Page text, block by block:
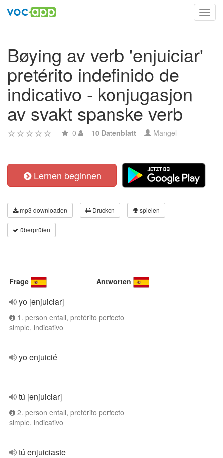
Bøying av verb 'enjuiciar'
pretérito indefinido de
indicativo - konjugasjon
av svakt spanske verb
0 10 Datenblatt Mangel
Lernen beginnen
mp3 downloaden Drucken spielen
überprüfen
Frage Antworten
yo [enjuiciar]
1. person entall, pretérito perfecto
simple, indicativo
yo enjuicié
tú [enjuiciar]
2. person entall, pretérito perfecto
simple, indicativo
tú enjuiciaste